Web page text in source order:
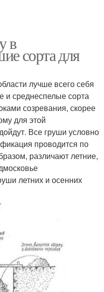
в
сорта для
лучше всего себя
и среднеспелые сорта
созревания, скорее
для этой
Все груши условно
проводится по
различают летние,
летних и осенних